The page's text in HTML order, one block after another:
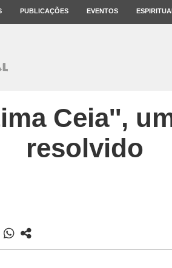
PUBLICAÇÕES EVENTOS
Ceia'',
resolvido